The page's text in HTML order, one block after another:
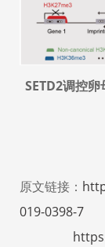
SETD2调控
原文链接：
019-0398-7